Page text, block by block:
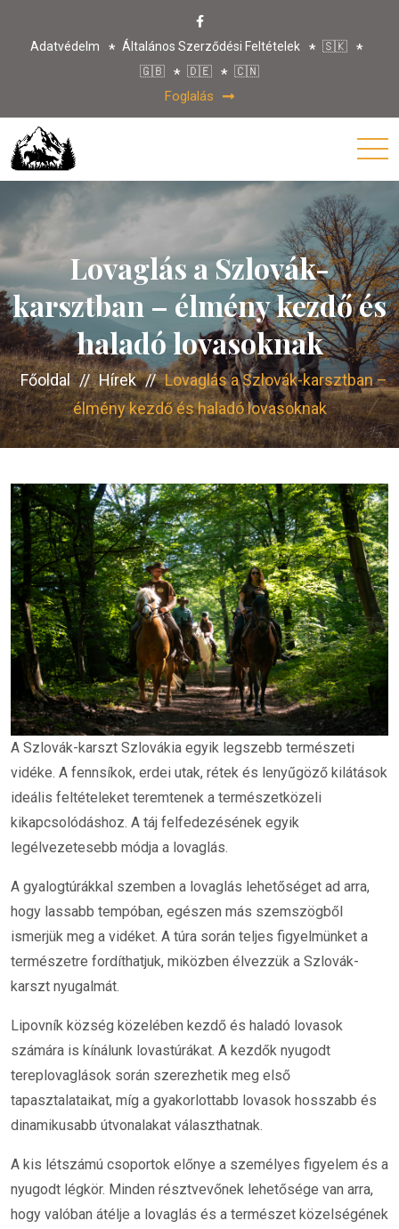
Adatvédelm Általános Szerződési Feltételek
🇸🇰
🇬🇧
🇩🇪 🇨🇳
Foglalás
Lovaglás a Szlovák-
karsztban – élmény kezdő és
haladó lovasoknak
Főoldal // Hírek // Lovaglás a Szlovák-karsztban –
élmény kezdő és haladó lovasoknak
A Szlovák-karszt Szlovákia egyik legszebb természeti
vidéke. A fennsíkok, erdei utak, rétek és lenyűgöző kilátások
ideális feltételeket teremtenek a természetközeli
kikapcsolódáshoz. A táj felfedezésének egyik
legélvezetesebb módja a lovaglás.
A gyalogtúrákkal szemben a lovaglás lehetőséget ad arra,
hogy lassabb tempóban, egészen más szemszögből
ismerjük meg a vidéket. A túra során teljes figyelmünket a
természetre fordíthatjuk, miközben élvezzük a Szlovák-
karszt nyugalmát.
Lipovník község közelében kezdő és haladó lovasok
számára is kínálunk lovastúrákat. A kezdők nyugodt
tereplovaglások során szerezhetik meg első
tapasztalataikat, míg a gyakorlottabb lovasok hosszabb és
dinamikusabb útvonalakat választhatnak.
A kis létszámú csoportok előnye a személyes figyelem és a
nyugodt légkör. Minden résztvevőnek lehetősége van arra,
hogy valóban átélje a lovaglás és a természet közelségének